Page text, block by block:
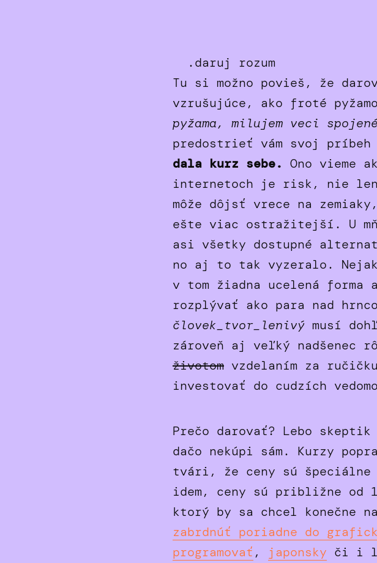
.daruj rozum
Tu si možno povieš, že
vzrušujúce, ako froté pyžamo
pyžama, milujem veci
predostrieť vám svoj príbeh
dala kurz sebe. Ono vieme
internetoch je risk, nie len
môže dôjsť vrece na
ešte viac ostražitejší. U
asi všetky dostupné
no aj to tak vyzeralo.
v tom žiadna ucelená
rozplývať ako para nad
človek_tvor_lenivý musí
zároveň aj veľký nadšenec
životom vzdelaním za
investovať do cudzích
Prečo darovať? Lebo
dačo nekúpi sám. Kurzy
tvári, že ceny sú špeciálne
idem, ceny sú približne od
ktorý by sa chcel konečne
zabrdnúť poriadne do
programovať , japonsky či i